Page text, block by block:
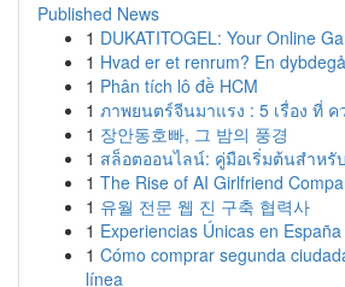
Published News
1 DUKATITOGEL: Your Online
1 Hvad er et renrum? En
1 Phân tích lô đề HCM
1 ภาพยนตร์จีนมาแรง : 5 เรื่อง ที่ ค
1 장안동호빠, 그 밤의 풍경
1 สล็อตออนไลน์: คู่มือเริ่มต้นสำหรั
1 The Rise of AI Girlfriend
1 유월 전문 웹 진 구축 협력사
1 Experiencias Únicas en
1 Cómo comprar segunda
línea